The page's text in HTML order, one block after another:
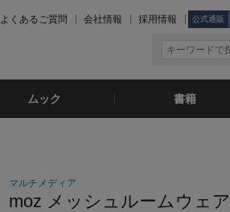
よくあるご質問 会社情報 採用情報 公式通販
ムック 書籍
マルチメディア
moz メッシュルームウェア